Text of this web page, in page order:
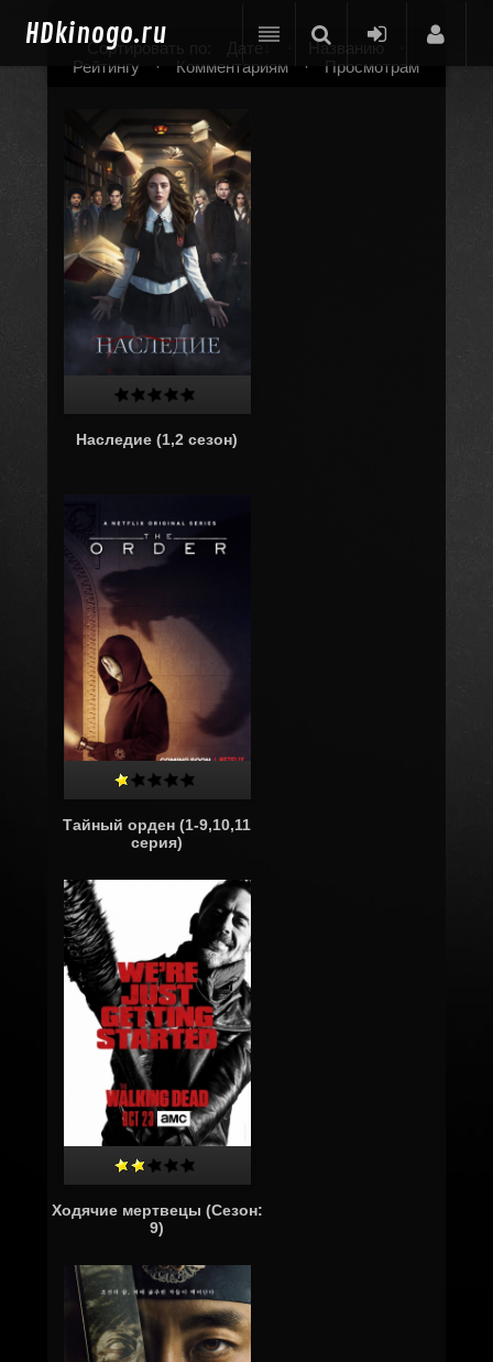
HDkinogo.ru
Сортировать по: Дате Названию
Рейтингу
· Комментариям · Просмотрам
Наследие (1,2 сезон)
Тайный орден (1-9,10,11
серия)
Ходячие мертвецы (Сезон:
9)